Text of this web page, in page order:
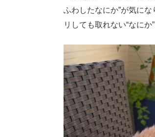
ふわしたなにか”が気に
リしても取れない“なに